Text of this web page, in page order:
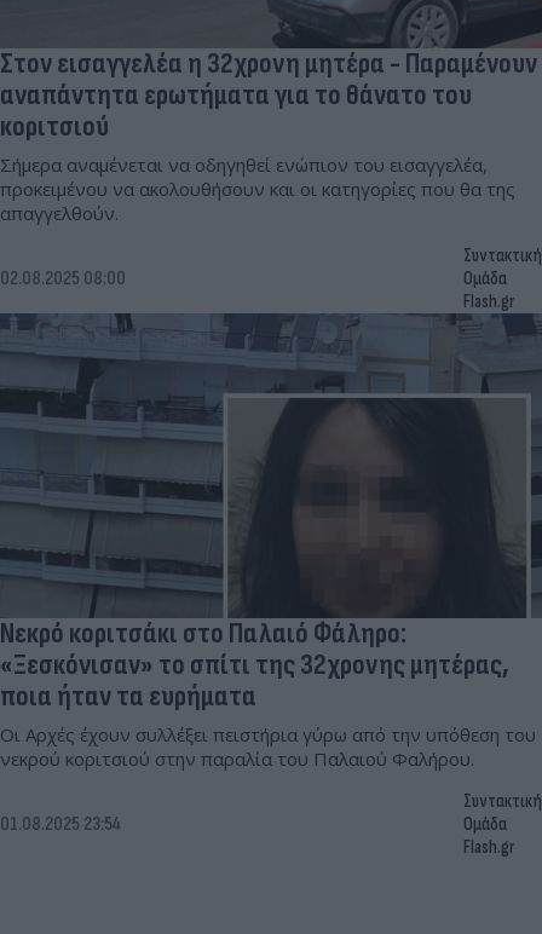
Στον εισαγγελέα η 32χρονη μητέρα - Παραμένουν
αναπάντητα ερωτήματα για το θάνατο του
κοριτσιού
Σήμερα αναμένεται να οδηγηθεί ενώπιον του εισαγγελέα,
προκειμένου να ακολουθήσουν και οι κατηγορίες που θα της
απαγγελθούν.
02.08.2025 08:00
Συντακτική
Ομάδα
Flash.gr
Νεκρό κοριτσάκι στο Παλαιό Φάληρο:
«Ξεσκόνισαν» το σπίτι της 32χρονης μητέρας,
ποια ήταν τα ευρήματα
Οι Αρχές έχουν συλλέξει πειστήρια γύρω από την υπόθεση του
νεκρού κοριτσιού στην παραλία του Παλαιού Φαλήρου.
01.08.2025 23:54
Συντακτική
Ομάδα
Flash.gr